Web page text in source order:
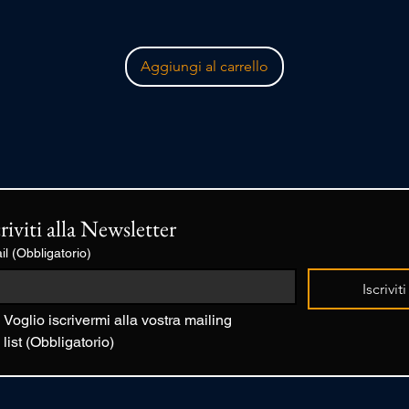
Aggiungi al carrello
alla Newsletter
(Obbligatorio)
Iscriviti
Voglio iscrivermi alla vostra mailing
list (Obbligatorio)